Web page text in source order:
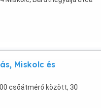
Miskolc és
csőátmérő között, 30